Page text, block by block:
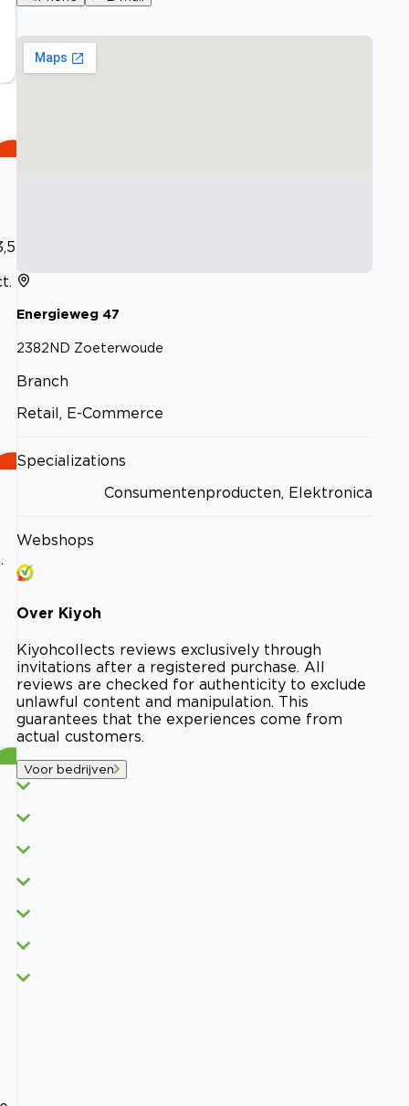
Energieweg 47
2382ND Zoeterwoude
Branch
Retail, E-Commerce
Specializations
Consumentenproducten, Elektronica
Webshops
Over Kiyoh
Kiyohcollects reviews exclusively through
invitations after a registered purchase. All
reviews are checked for authenticity to exclude
unlawful content and manipulation. This
guarantees that the experiences come from
actual customers.
Voor bedrijven